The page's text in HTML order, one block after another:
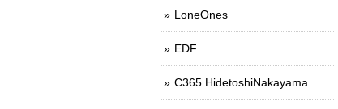
LoneOnes
EDF
C365 HidetoshiNakayama